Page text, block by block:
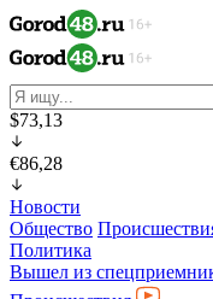
$73,13
€86,28
Новости
Общество
Политика
Вышел из